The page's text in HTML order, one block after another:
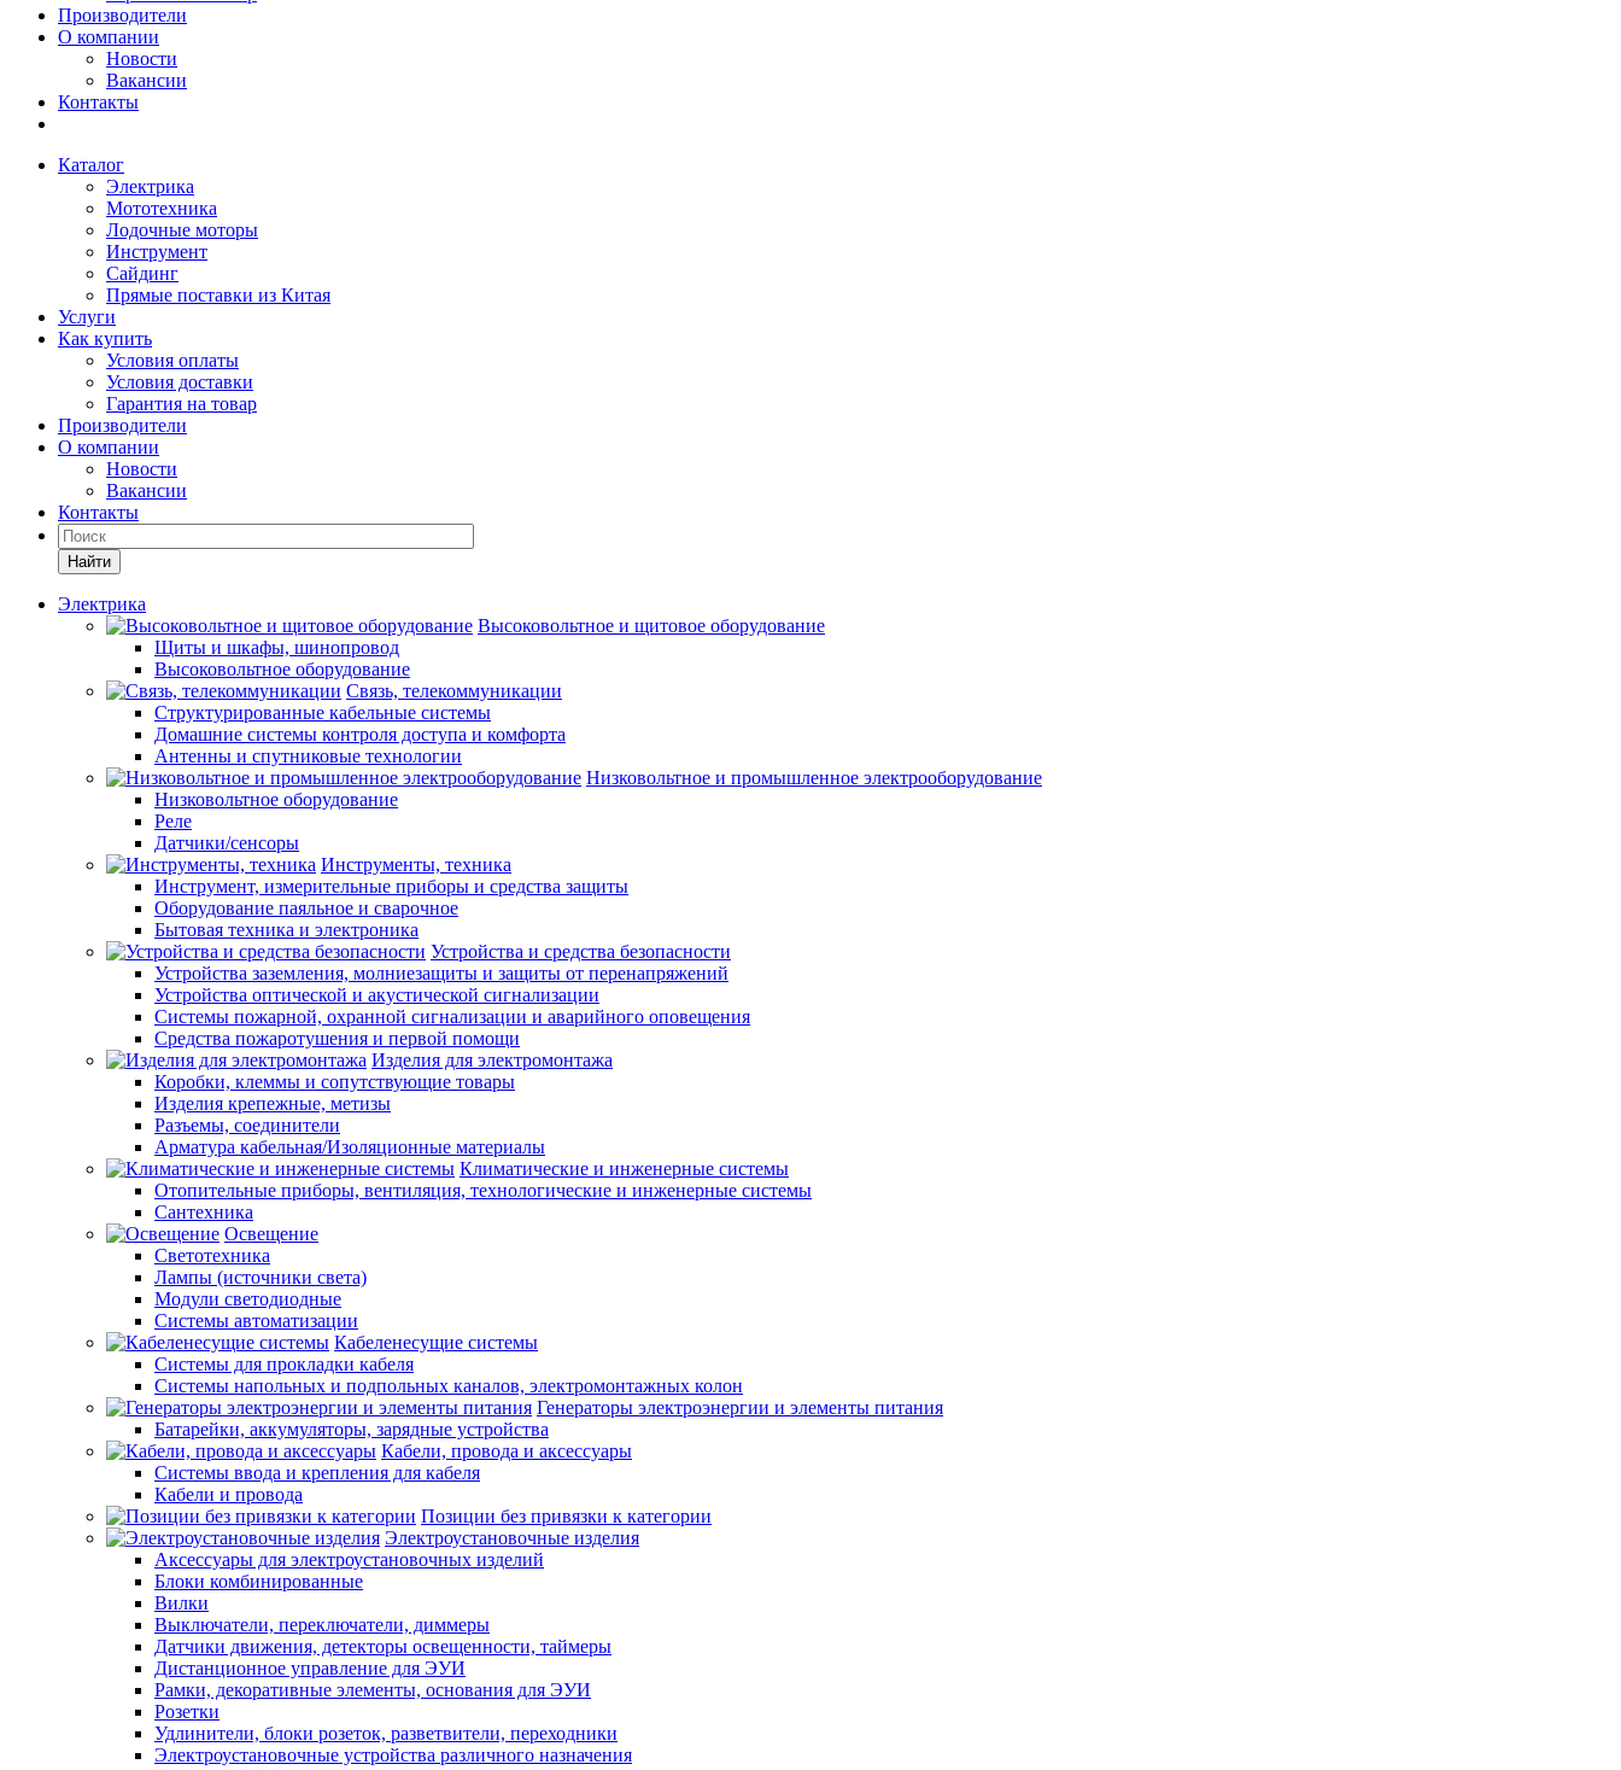
Производители
О компании
Новости
Вакансии
Контакты
Каталог
Электрика
Мототехника
Лодочные моторы
Инструмент
Сайдинг
Прямые поставки из Китая
Услуги
Как купить
Условия оплаты
Условия доставки
Гарантия на товар
Производители
О компании
Новости
Вакансии
Контакты
Найти
Электрика
Высоковольтное и щитовое оборудование
Щиты и шкафы, шинопровод
Высоковольтное оборудование
Связь, телекоммуникации
Структурированные кабельные системы
Домашние системы контроля доступа и комфорта
Антенны и спутниковые технологии
Низковольтное и промышленное электрооборудование
Низковольтное оборудование
Реле
Датчики/сенсоры
Инструменты, техника
Инструмент, измерительные приборы и средства защиты
Оборудование паяльное и сварочное
Бытовая техника и электроника
Устройства и средства безопасности
Устройства заземления, молниезащиты и защиты от перенапряжений
Устройства оптической и акустической сигнализации
Системы пожарной, охранной сигнализации и аварийного оповещения
Средства пожаротушения и первой помощи
Изделия для электромонтажа
Коробки, клеммы и сопутствующие товары
Изделия крепежные, метизы
Разъемы, соединители
Арматура кабельная/Изоляционные материалы
Климатические и инженерные системы
Отопительные приборы, вентиляция, технологические и инженерные системы
Сантехника
Освещение
Светотехника
Лампы (источники света)
Модули светодиодные
Системы автоматизации
Кабеленесущие системы
Системы для прокладки кабеля
Системы напольных и подпольных каналов, электромонтажных колон
Генераторы электроэнергии и элементы питания
Батарейки, аккумуляторы, зарядные устройства
Кабели, провода и аксессуары
Системы ввода и крепления для кабеля
Кабели и провода
Позиции без привязки к категории
Электроустановочные изделия
Аксессуары для электроустановочных изделий
Блоки комбинированные
Вилки
Выключатели, переключатели, диммеры
Датчики движения, детекторы освещенности, таймеры
Дистанционное управление для ЭУИ
Рамки, декоративные элементы, основания для ЭУИ
Розетки
Удлинители, блоки розеток, разветвители, переходники
Электроустановочные устройства различного назначения